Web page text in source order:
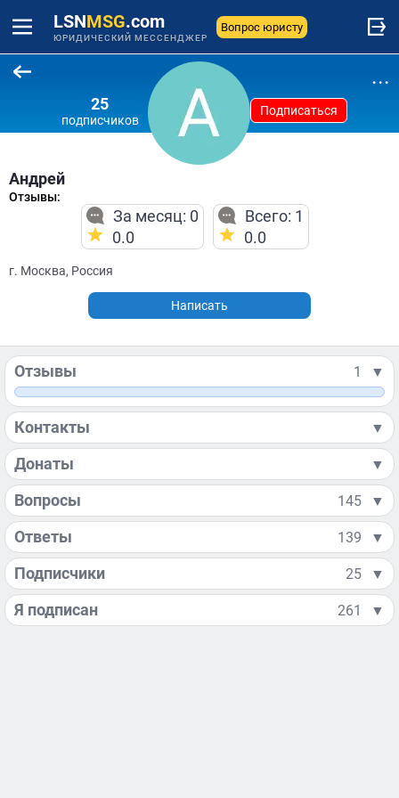
LSNMSG.com
ЮРИДИЧЕСКИЙ МЕССЕНДЖЕР
Вопрос юристу
25
подписчиков
Подписаться
...
Андрей
Отзывы:
За месяц: 0
0.0
Всего: 1
0.0
г. Москва, Россия
Написать
Отзывы 1 ▼
Контакты ▼
Донаты ▼
Вопросы 145 ▼
Ответы 139 ▼
Подписчики 25 ▼
Я подписан 261 ▼